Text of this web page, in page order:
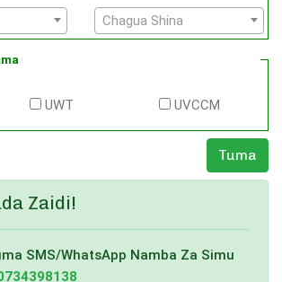
Chagua Shina
UWT UVCCM
Zaidi!
SMS/WhatsApp Namba Za Simu